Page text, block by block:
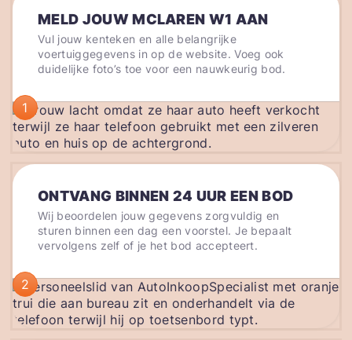
MELD JOUW MCLAREN W1 AAN
Vul jouw kenteken en alle belangrijke
voertuiggegevens in op de website. Voeg ook
duidelijke foto’s toe voor een nauwkeurig bod.
1
ONTVANG BINNEN 24 UUR EEN BOD
Wij beoordelen jouw gegevens zorgvuldig en
sturen binnen een dag een voorstel. Je bepaalt
vervolgens zelf of je het bod accepteert.
2